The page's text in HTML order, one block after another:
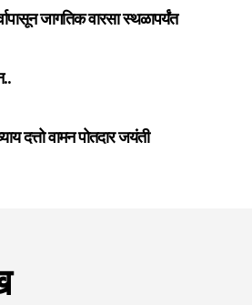
जागतिक वारसा स्थळापर्यंत
दत्तो वामन पोतदार जयंती